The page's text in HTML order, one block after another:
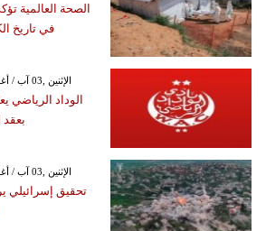
الصحة العالمية
في تاريخ
GMT 11:01 2026 الإثنين ,03 آب / أغسطس
الوداد الرياضي
GMT 22:54 2026 الإثنين ,03 آب / أغسطس
تحقيق إسرائيلي